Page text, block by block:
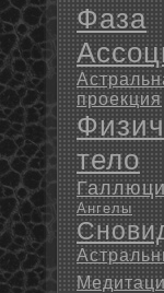
Фаза
проекция
тело
Ангелы